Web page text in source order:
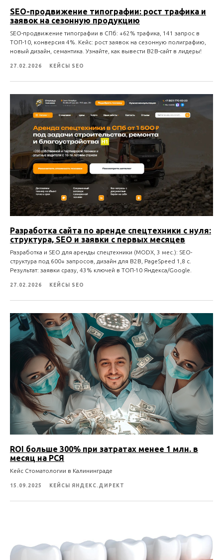
SEO-продвижение типографии: рост трафика и
заявок на сезонную продукцию
SEO-продвижение типографии в СПб: +62% трафика, 141 запрос в
ТОП-10, конверсия 4%. Кейс: рост заявок на сезонную полиграфию,
новый дизайн, семантика. Узнайте, как вывести B2B-сайт в лидеры!
27.02.2026 КЕЙСЫ SEO
Разработка сайта по аренде спецтехники с нуля:
структура, SEO и заявки с первых месяцев
Разработка и SEO для аренды спецтехники (MODX, 3 мес.): SEO-
структура под 600+ запросов, дизайн для B2B, PageSpeed 1,8 с.
Результат: заявки сразу, 43% ключей в ТОП-10 Яндекса/Google.
27.02.2026 КЕЙСЫ SEO
ROI больше 300% при затратах менее 1 млн. в
месяц на РСЯ
Кейс Стоматологии в Калининграде
15.09.2025 КЕЙСЫ ЯНДЕКС.ДИРЕКТ